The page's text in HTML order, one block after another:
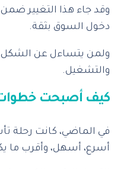
وقد جاء هذا التغيير
دخول السوق بثقة.
والتشغيل.
كيف أصبحت
في الماضي، كانت رحلة
أسرع، أسهل، وأقرب ما